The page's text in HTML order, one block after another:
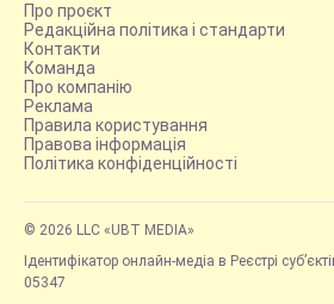
Про проєкт
Редакційна політика і стандарти
Контакти
Команда
Про компанію
Реклама
Правила користування
Правова інформація
Політика конфіденційності
© 2026 LLC «UBT MEDIA»
Ідентифікатор онлайн-медіа в Реєстрі
05347